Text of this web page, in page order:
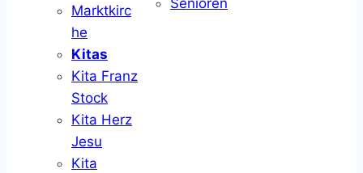
Marktkirc
he
Kitas
Kita Franz
Stock
Kita Herz
Jesu
Kita
Senioren